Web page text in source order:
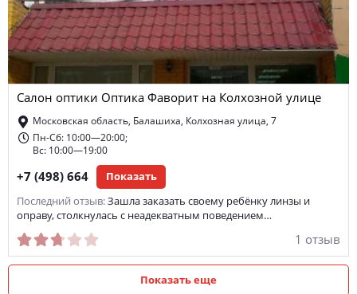
Салон оптики Оптика Фаворит на Колхозной улице
Московская область, Балашиха, Колхозная улица, 7
Пн-Сб: 10:00—20:00;
Вс: 10:00—19:00
+7 (498) 664 Показать
Последний отзыв: Зашла заказать своему ребёнку линзы и
оправу, столкнулась с неадекватным поведением…
1 отзыв
Показать еще